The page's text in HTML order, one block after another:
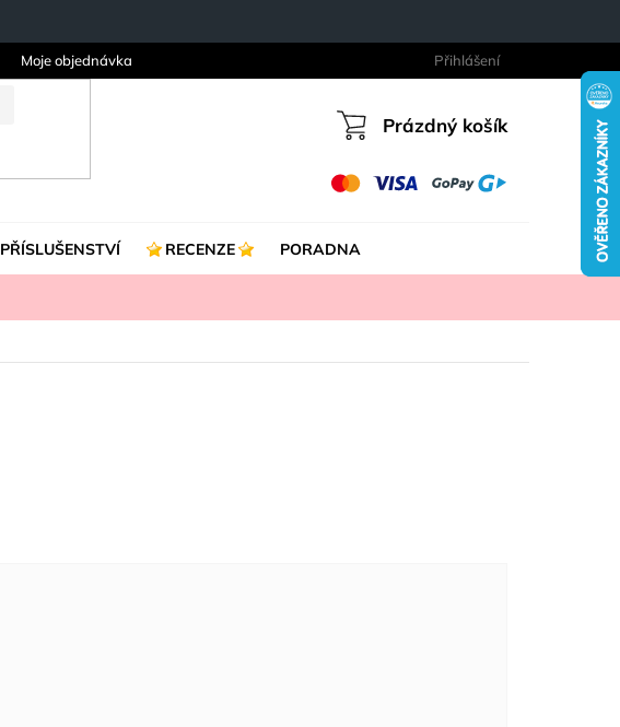
Moje objednávka Přihlášení
Nákupní
Prázdný košík
PŘÍSLUŠENSTVÍ RECENZE PORADNA